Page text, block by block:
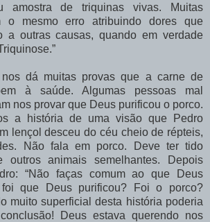
amostra de triquinas vivas. Muitas
o mesmo erro atribuindo dores que
a outras causas, quando em verdade
dá muitas provas que a carne de
à saúde. Algumas pessoas mal
nos provar que Deus purificou o porco.
a história de uma visão que Pedro
lençol desceu do céu cheio de répteis,
Não fala em porco. Deve ter tido
outros animais semelhantes. Depois
“Não faças comum ao que Deus
foi que Deus purificou? Foi o porco?
muito superficial desta história poderia
Deus estava querendo nos